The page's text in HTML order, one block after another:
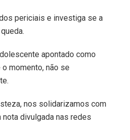
periciais e investiga se a
apontado como
momento, não se
nos solidarizamos com
divulgada nas redes